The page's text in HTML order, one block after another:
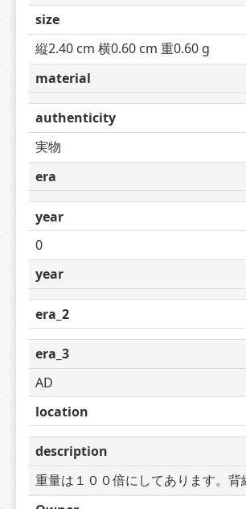
size
縦2.40 cm 横0.60 cm 重0.60 g
material
authenticity
実物
era
year
0
year
era_2
era_3
AD
location
description
重量は１００倍にしてあります。背